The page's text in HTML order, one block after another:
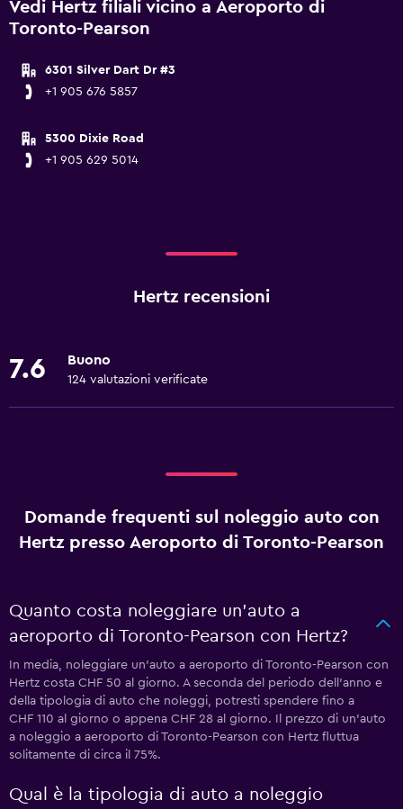
Vedi Hertz filiali vicino a Aeroporto di
Toronto-Pearson
6301 Silver Dart Dr #3
+1 905 676 5857
5300 Dixie Road
+1 905 629 5014
Hertz recensioni
7.6 Buono
124 valutazioni verificate
Domande frequenti sul noleggio auto con
Hertz presso Aeroporto di Toronto-Pearson
Quanto costa noleggiare un'auto a
aeroporto di Toronto-Pearson con Hertz?
In media, noleggiare un'auto a aeroporto di Toronto-Pearson con
Hertz costa CHF 50 al giorno. A seconda del periodo dell'anno e
della tipologia di auto che noleggi, potresti spendere fino a
CHF 110 al giorno o appena CHF 28 al giorno. Il prezzo di un'auto
a noleggio a aeroporto di Toronto-Pearson con Hertz fluttua
solitamente di circa il 75%.
Qual è la tipologia di auto a noleggio